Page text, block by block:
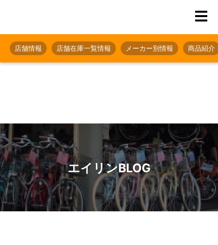
店舗情報 店舗在庫一覧情報 メーカー別情報 商品紹介
エイリンBLOG